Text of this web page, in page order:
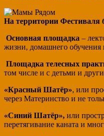
На территории Фестиваля
Основная площадка –
жизни, домашнего обучения
Площадка телесных
том числе и с детьми и
«Красный Шатёр», или
через Материнство и не
«Синий Шатёр», или
перетягивание каната и